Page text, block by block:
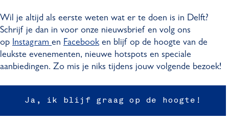
Wil je altijd als eerste weten wat er te doen is in Delft?
Schrijf je dan in voor onze nieuwsbrief en volg ons
op Instagram en Facebooken blijf op de hoogte van de
leukste evenementen, nieuwe hotspots en speciale
aanbiedingen. Zo mis je niks tijdens jouw volgende bezoek!
Ja, ik blijf graag op de hoogte!